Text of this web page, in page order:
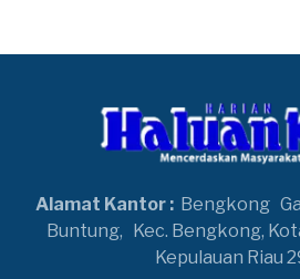
Alamat Kantor : Bengkong
Buntung, Kec. Bengkong,
Kepulauan Riau